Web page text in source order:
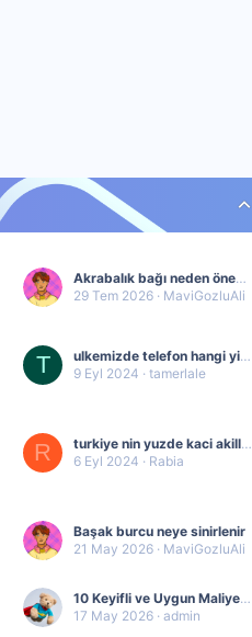
Akrabalık bağı neden önemli
29 Tem 2026
MaviGozluAli
T
ulkemizde telefon hangi yilda kullanilmistir ?
9 Eyl 2024
tamerlale
R
turkiye nin yuzde kaci akilli telefon kullaniyor ?
6 Eyl 2024
Rabia
Başak burcu neye sinirlenir
21 May 2026
MaviGozluAli
10 Keyifli ve Uygun Maliyetli Hobi Önerisi
17 May 2026 admin